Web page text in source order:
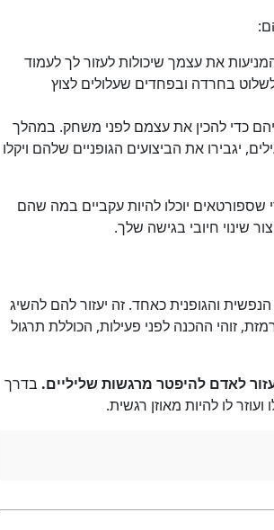
את עצמך שיכולות לעזור לך לעמוד
בחרדה ובפחדים שעלולים לצוץ
כדי להכין את עצמם לפני משחק. במהלך
יגבירו את הביצועים הגופניים שלהם ויקלו
יוכלו להיות עקביים במה שהם
שינוי חיובי בגישה שלך.
והגופנית כאחד. זה יעזור להם להשיג
זוהי ההכנה לפני פעילות, הכוללת תרגול
לאדם להיפטר מרגשות שליליים. בדרך
לו להיות מאוזן רגשית.